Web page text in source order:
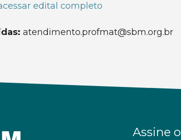
edital completo
atendimento.profmat@sbm.org.br
Assine o